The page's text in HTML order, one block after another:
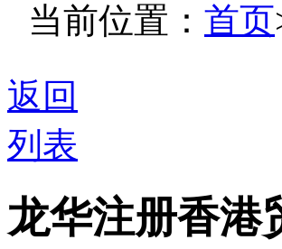
当前位置： 首页
返回
列表
龙华注册香港